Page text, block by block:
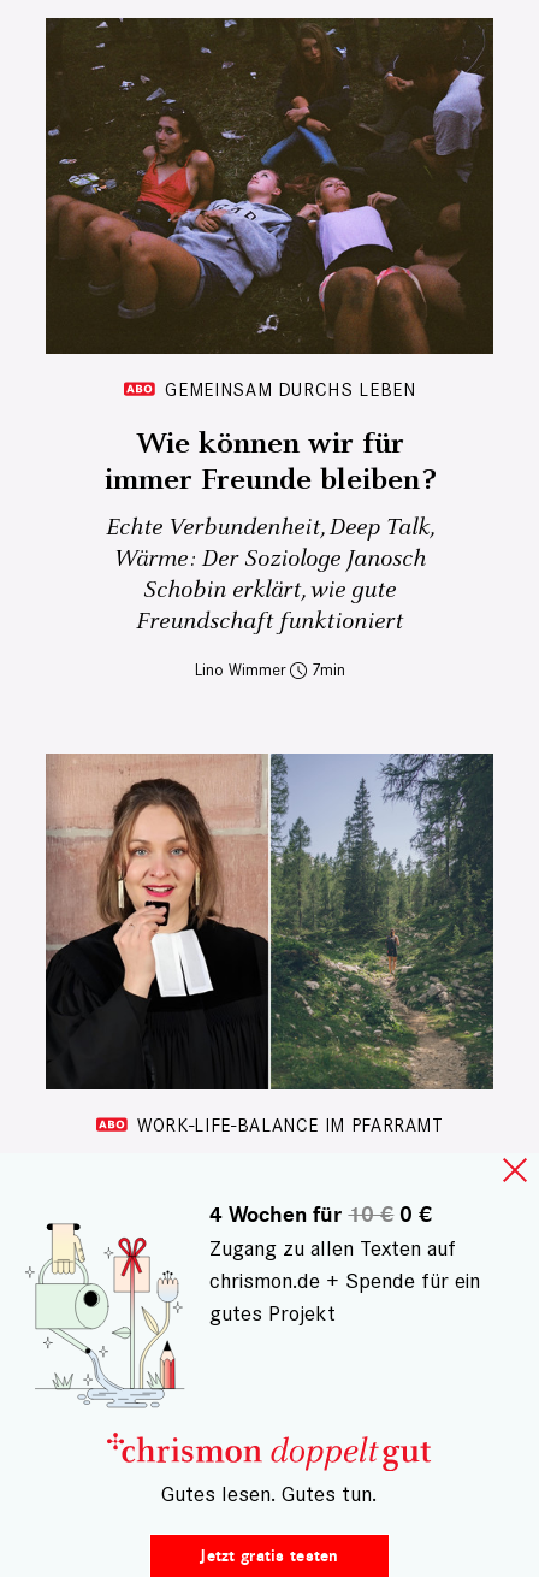
GEMEINSAM DURCHS LEBEN
Wie können wir für
immer Freunde bleiben?
Echte Verbundenheit, Deep Talk,
Wärme: Der Soziologe Janosch
Schobin erklärt, wie gute
Freundschaft funktioniert
Lino Wimmer 7
WORK-LIFE-BALANCE IM PFARRAMT
Feierabend machen?
Pfarrpersonen sind jederzeit
ansprechbar, oder? Pfarrerin
Elisabeth Lang macht es anders,
sie trennt Berufliches und Privates
- und geht zum Abschalten in
katholische Gottesdienste
Sonja Ruf 6
4 Wochen für10 €0 €
Zugang zu allen Texten auf
chrismon.de + Spende für ein
gutes Projekt
– Gutes lesen. Gutes tun.
Jetzt gratis testen